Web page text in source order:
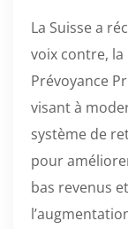
La Suisse a
voix contre, la
Prévoyance
visant à
système de
pour
bas revenus